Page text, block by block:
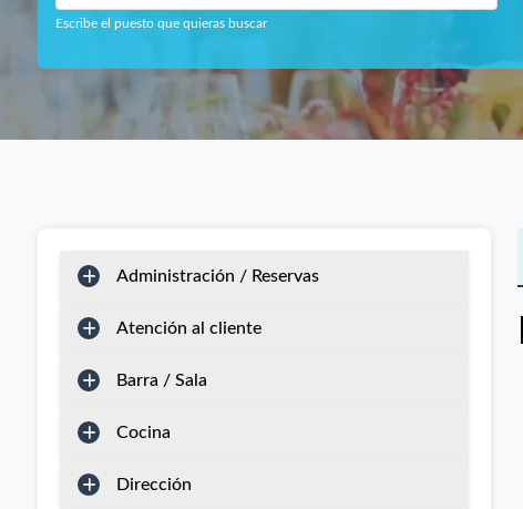
Escribe el puesto que quieras buscar
Administración / Reservas
Atención al cliente
Barra / Sala
Cocina
Dirección